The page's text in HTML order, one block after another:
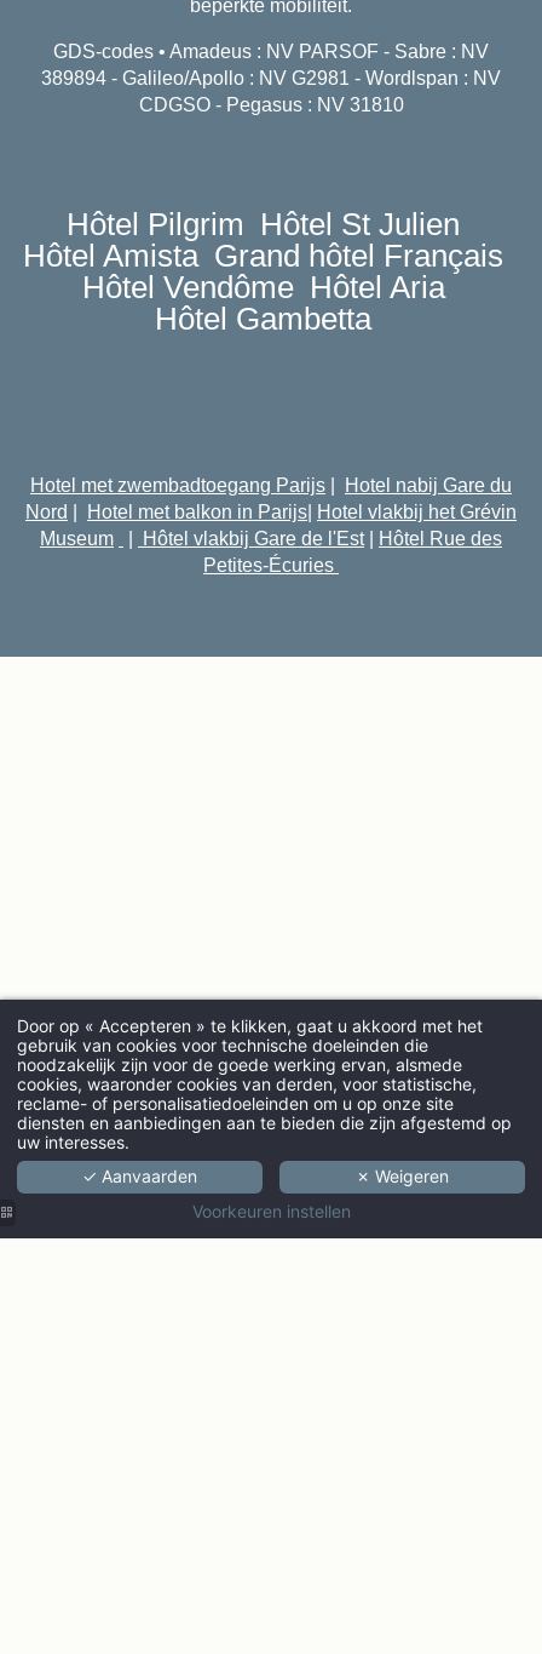
beperkte mobiliteit.
GDS-codes • Amadeus : NV PARSOF - Sabre : NV
389894 - Galileo/Apollo : NV G2981 - Wordlspan : NV
CDGSO - Pegasus : NV 31810
Hôtel Pilgrim
Hôtel St Julien
Hôtel Amista Grand hôtel Français
Hôtel Vendôme Hôtel Aria
Hôtel Gambetta
Hotel met zwembadtoegang Parijs
Hotel nabij Gare du
Nord
Hotel met balkon in Parijs Hotel vlakbij het Grévin
Museum
Hôtel vlakbij Gare de l'Est|
Hôtel Rue des
Petites-Écuries
AANKOMST
VOLWASSENEN
Door op « Accepteren » te klikken, gaat u akkoord met het
gebruik van cookies voor technische doeleinden die
noodzakelijk zijn voor de goede werking ervan, alsmede
cookies, waaronder cookies van derden, voor statistische,
reclame- of personalisatiedoeleinden om u op onze site
diensten en aanbiedingen aan te bieden die zijn afgestemd op
uw interesses.
✓ Aanvaarden
✗ Weigeren
Voorkeuren instellen